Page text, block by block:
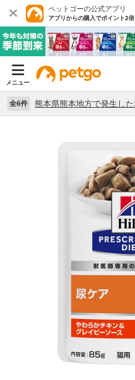
ペットゴーの公式アプリ
アプリからの購入でポイント2倍
メニュー
全6件